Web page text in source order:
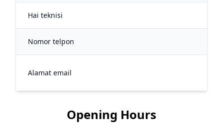
Hai teknisi
Nomor telpon
Alamat email
Opening Hours